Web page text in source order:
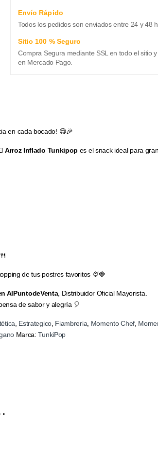
Envío Rápido
Todos los pedidos son enviados entre 24 y 48
Sitio 100 % Seguro
Compra Segura mediante SSL en todo el sitio
en Mercado Pago.
en cada bocado! 😋🎉
Arroz Inflado Tunkipop es el snack ideal para
de tus postres favoritos 🍨🍓
AlPuntodeVenta, Distribuidor Oficial Mayorista.
de sabor y alegría 🎈
Estrategico, Fiambreria Momento Chef,
Marca:TunkiPop